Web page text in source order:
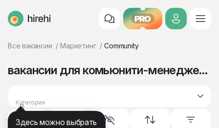
HireHi PRO
Все вакансии Маркетинг Community
Категория
маркетинг
8
вакансии для комьюнити-менеджеров
Здесь можно выбрать